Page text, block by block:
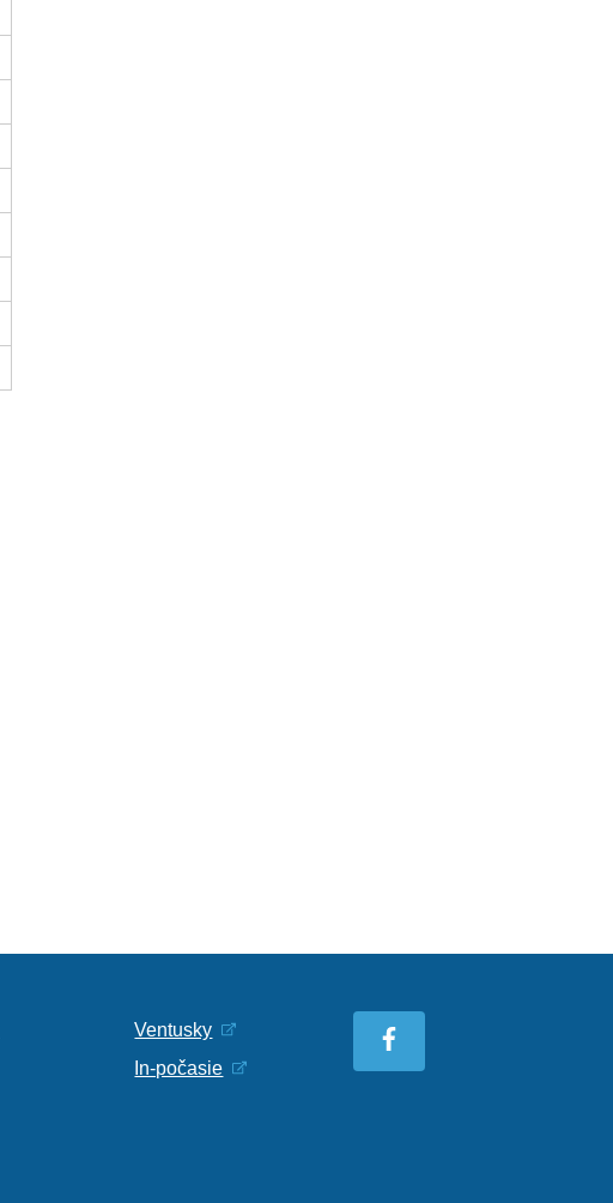
Ventusky
In-počasie